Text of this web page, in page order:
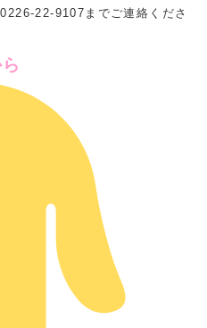
22-9107までご連絡くださ